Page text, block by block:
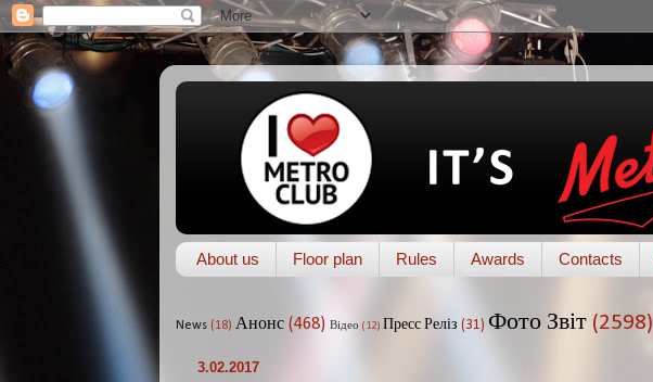
About us Floor plan Rules Awards Contacts
News (18) Анонс (468) Відео (12) Пресс Реліз (31) Фото Звіт (2598)
3.02.2017